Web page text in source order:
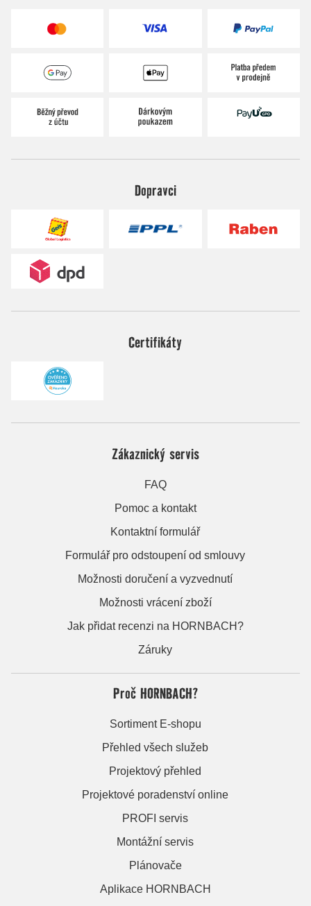
Dopravci
Certifikáty
Zákaznický servis
FAQ
Pomoc a kontakt
Kontaktní formulář
Formulář pro odstoupení od smlouvy
Možnosti doručení a vyzvednutí
Možnosti vrácení zboží
Jak přidat recenzi na HORNBACH?
Záruky
Proč HORNBACH?
Sortiment E-shopu
Přehled všech služeb
Projektový přehled
Projektové poradenství online
PROFI servis
Montážní servis
Plánovače
Aplikace HORNBACH